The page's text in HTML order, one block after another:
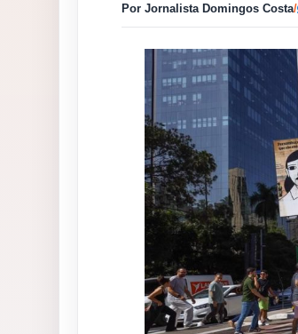
Por Jornalista Domingos Costa/